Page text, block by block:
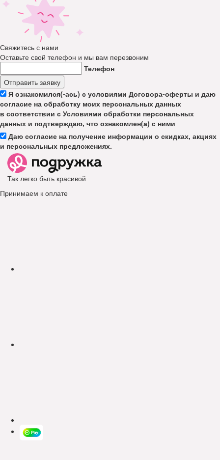
Свяжитесь с нами
Оставьте свой телефон и мы вам перезвоним
Телефон
Отправить заявку
Я ознакомился(-ась) с условиями Договора-оферты и даю
согласие на обработку моих персональных данных
в соответствии с Условиями обработки персональных
данных и подтверждаю, что ознакомлен(а) с ними
Даю согласие на получение информации о скидках, акциях
и персональных предложениях.
Так легко быть красивой
Принимаем к оплате